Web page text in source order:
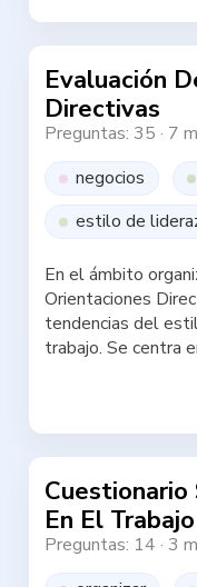
Evaluación
Directivas
Preguntas: 35 · 7
negocios
estilo de
En el ámbito
Orientaciones
tendencias del
trabajo. Se centra
Cuestionario
En El Trabajo
Preguntas: 14 · 3